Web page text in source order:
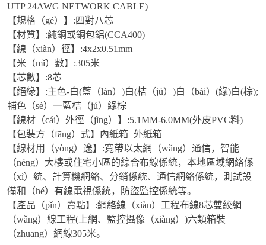
UTP 24AWG NETWORK CABLE)
【規格（gé）】:四對八芯
【材質】:純銅或銅包鋁(CCA400)
【線（xiàn）徑】:4x2x0.51mm
【米（mǐ）數】:305米
【芯數】:8芯
【絕緣】:主色-白(藍（lán）)白(桔（jú）)白（bái）(綠)白(棕);
輔色（sè）一藍桔（jú）綠棕
【線材（cái）外徑（jìng）】:5.1MM-6.0MM(外皮PVC料)
【包裝方（fāng）式】內紙箱+外紙箱
【線材用（yòng）途】:寬帶以太網（wǎng）通信，智能
（néng）大樓或住宅小區的綜合布線係統，本地區域網絡係
（xì）統、計算機網絡、分銷係統、通信網絡係統，測試設
備和（hé）有線電視係統，防盜監控係統等。
【產品（pǐn）賣點】:網絡線（xiàn）工程布線8芯雙絞網
（wǎng）線工程(上網、監控攝像（xiàng）)六類箱裝
（zhuāng）網線305米。